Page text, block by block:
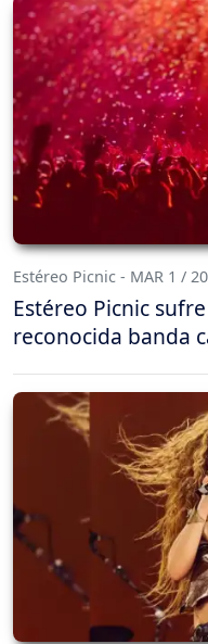
Estéreo Picnic - MAR 1 /
Estéreo Picnic
reconocida banda